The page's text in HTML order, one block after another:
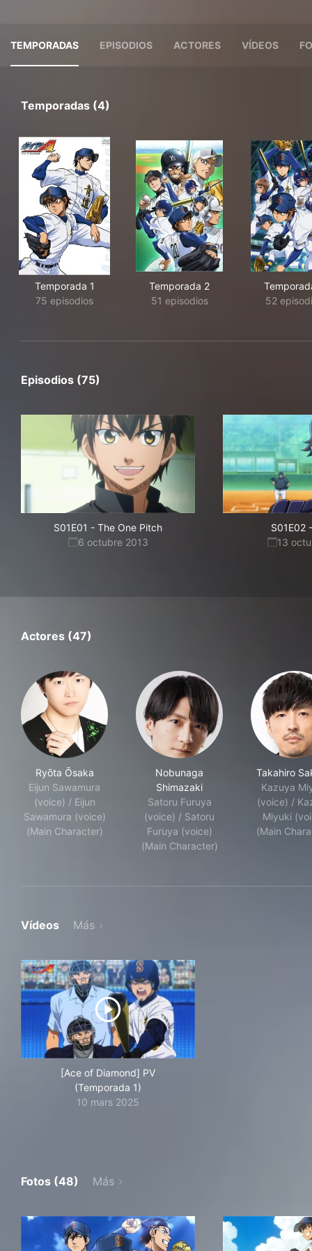
TEMPORADAS EPISODIOS ACTORES VÍDEOS
Temporadas (4)
Temporada 1
75 episodios
Temporada 2
51 episodios
52
Episodios (75)
S01E01 - The One Pitch
6 octubre 2013
S01E02 -
13
Actores (47)
Ryōta Ōsaka
Eijun Sawamura
(voice) / Eijun
Sawamura (voice)
(Main Character)
Nobunaga
Shimazaki
Satoru Furuya
(voice) / Satoru
Furuya (voice)
(Main Character)
Takahiro
Kazuya
(voice) /
Miyuki
(Main
Vídeos Más
[Ace of Diamond] PV
(Temporada 1)
10 mars 2025
Fotos (48) Más